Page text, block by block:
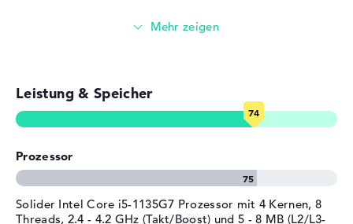
39,9 cm
Gewicht
Material
Aluminium
Farbe
Betriebssystem / Software
Bereitgestelltes
Betriebssystem
Microsoft Windows 10 Home
(64 Bit)
technische Komplikationen nach dem Einkauf vorkommen
Surfen im Internet
Leistung & Speicher
Prozessor
Solider Intel Core i5-1135G7 Prozessor mit 4 Kernen, 8
Threads, 2.4 - 4.2 GHz (Takt/Boost) und 5 - 8 MB (L2/L3-